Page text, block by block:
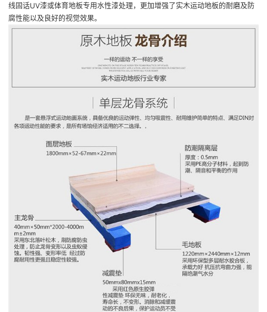
线固话UV漆或体育地板专用水性漆处理，更加增强了实木运动地板的耐磨及防
腐性能以及良好的视觉效果。